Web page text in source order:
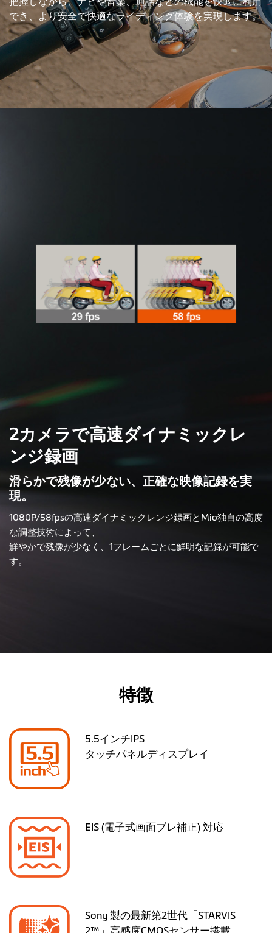
でき、より安全で快適なライディング体験を実現します。
2カメラで高速ダイナミックレ
ンジ録画
滑らかで残像が少ない、正確な映像記録を実
現。
1080P/58fpsの高速ダイナミックレンジ録画とMio独自の高度
な調整技術によって、
鮮やかで残像が少なく、1フレームごとに鮮明な記録が可能で
す。
特徴
5.5インチIPS
タッチパネルディスプレイ
EIS (電子式画面ブレ補正) 対応
Sony 製の最新第2世代「STARVIS
2™」高感度CMOSセンサー搭載